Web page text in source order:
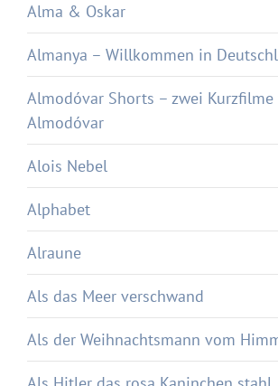
Alma & Oskar
Almanya – Willkommen in
Almodóvar Shorts – zwei Kurzfilme
Almodóvar
Alois Nebel
Alphabet
Alraune
Als das Meer verschwand
Als der Weihnachtsmann vom